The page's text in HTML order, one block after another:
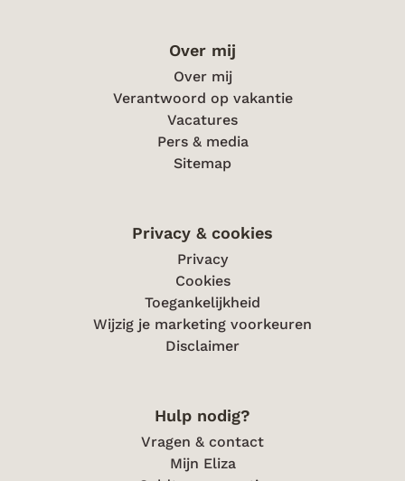
Over mij
Over mij
Verantwoord op vakantie
Vacatures
Pers & media
Sitemap
Privacy & cookies
Privacy
Cookies
Toegankelijkheid
Wijzig je marketing voorkeuren
Disclaimer
Hulp nodig?
Vragen & contact
Mijn Eliza